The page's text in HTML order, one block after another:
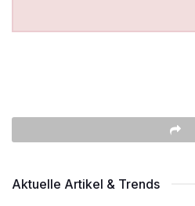
Aktuelle Artikel & Trends